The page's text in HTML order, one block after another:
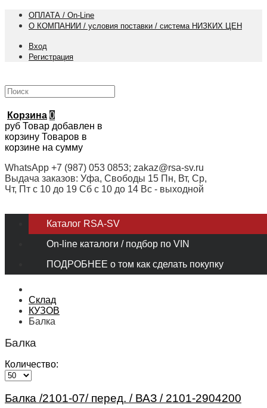
ОПЛАТА / On-Line
О КОМПАНИИ / условия поставки / система НИЗКИХ ЦЕН
Вход
Регистрация
Корзина 0
руб Товар добавлен в
корзину Товаров в
корзине на сумму
WhatsApp +7 (987) 053 0853; zakaz@rsa-sv.ru
Выдача заказов: Уфа, Свободы 15 Пн, Вт, Ср,
Чт, Пт с 10 до 19 Сб с 10 до 14 Вс - выходной
Каталог RSA-SV
On-line каталоги / подбор по VIN
ПОДРОБНЕЕ о том как сделать покупку
Склад
КУЗОВ
Балка
Балка
Количество:
Балка /2101-07/ перед. / ВАЗ / 2101-2904200